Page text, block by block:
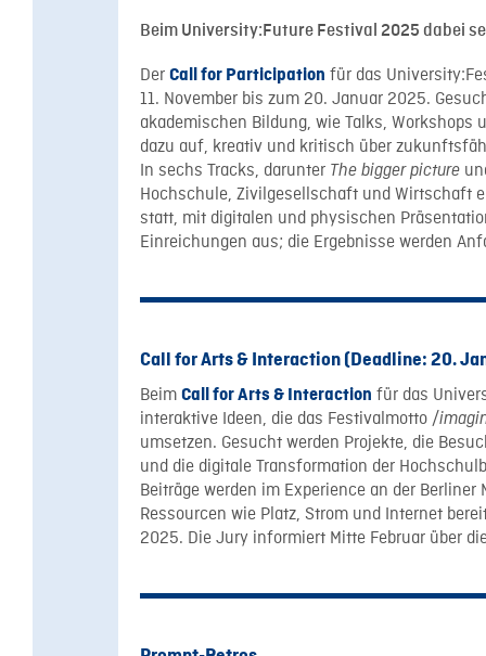
Beim University:Future Festival 2025 dabei
Der Call for Participation für das
11. November bis zum 20. Januar 2025.
akademischen Bildung, wie Talks,
dazu auf, kreativ und kritisch über
In sechs Tracks, darunter The bigger picture
Hochschule, Zivilgesellschaft und Wirtschaft
statt, mit digitalen und physischen
Einreichungen aus; die Ergebnisse werden
Call for Arts & Interaction (Deadline: 20.
Beim Call for Arts & Interaction für das
interaktive Ideen, die das Festivalmotto /
umsetzen. Gesucht werden Projekte, die
und die digitale Transformation der
Beiträge werden im Experience an der
Ressourcen wie Platz, Strom und Internet
2025. Die Jury informiert Mitte Februar über